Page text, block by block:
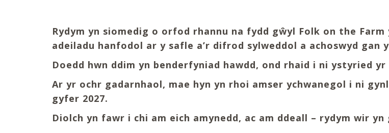
Rydym yn siomedig o orfod rhannu na fydd gŵyl Folk on the
adeiladu hanfodol ar y safle a’r difrod sylweddol a achoswyd
Doedd hwn ddim yn benderfyniad hawdd, ond rhaid i ni ystyried
Ar yr ochr gadarnhaol, mae hyn yn rhoi amser ychwanegol i ni
gyfer 2027.
Diolch yn fawr i chi am eich amynedd, ac am ddeall – rydym wir